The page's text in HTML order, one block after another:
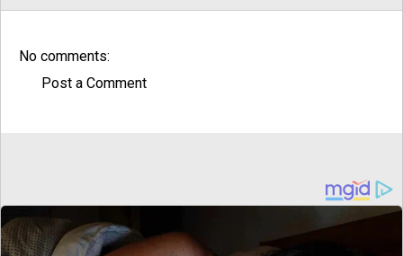
No comments:
Post a Comment